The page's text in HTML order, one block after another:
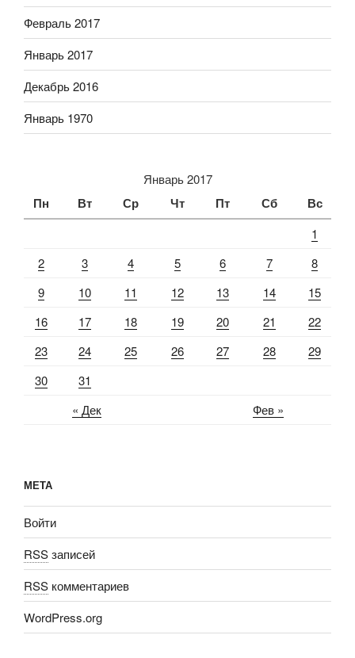
Февраль 2017
Январь 2017
Декабрь 2016
Январь 1970
Январь 2017
Пн Вт Ср Чт Пт Сб Вс
« Дек Фев »
1
2
3 4 5 6 7
8
9
10 11 12 13 14
15
16
17 18 19 20 21
22
23
24 25 26 27 28
29
30
31
МЕТА
Войти
RSSзаписей
RSS комментариев
WordPress.org